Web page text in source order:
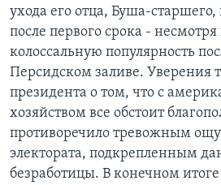
СОЦИАЛЬНЫЕ СЕТИ
Языки
ухода его отца, Буша-старшего,
после первого срока - несмотря
колоссальную популярность
Персидском заливе. Уверения
президента о том, что с
хозяйством все обстоит
противоречило тревожным
электората, подкрепленным
безработицы. В конечном итоге